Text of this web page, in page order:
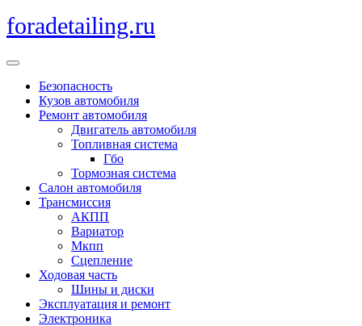
Перейти
к
foradetailing.ru
Кнопка
ОткрытьБезопасность
Кузов автомобиля
Ремонт автомобиля
Двигатель автомобиля
Топливная система
Гбо
Тормозная система
Салон автомобиля
Трансмиссия
АКПП
Вариатор
Мкпп
Сцепление
Ходовая часть
Шины и диски
Эксплуатация и ремонт
Электроника